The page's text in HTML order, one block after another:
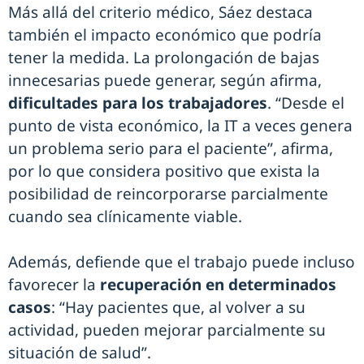
Más allá del criterio médico, Sáez destaca
también el impacto económico que podría
tener la medida. La prolongación de bajas
innecesarias puede generar, según afirma,
dificultades para los trabajadores. “Desde el
punto de vista económico, la IT a veces genera
un problema serio para el paciente”, afirma,
por lo que considera positivo que exista la
posibilidad de reincorporarse parcialmente
cuando sea clínicamente viable.
Además, defiende que el trabajo puede incluso
favorecer la recuperación en determinados
casos: “Hay pacientes que, al volver a su
actividad, pueden mejorar parcialmente su
situación de salud”.